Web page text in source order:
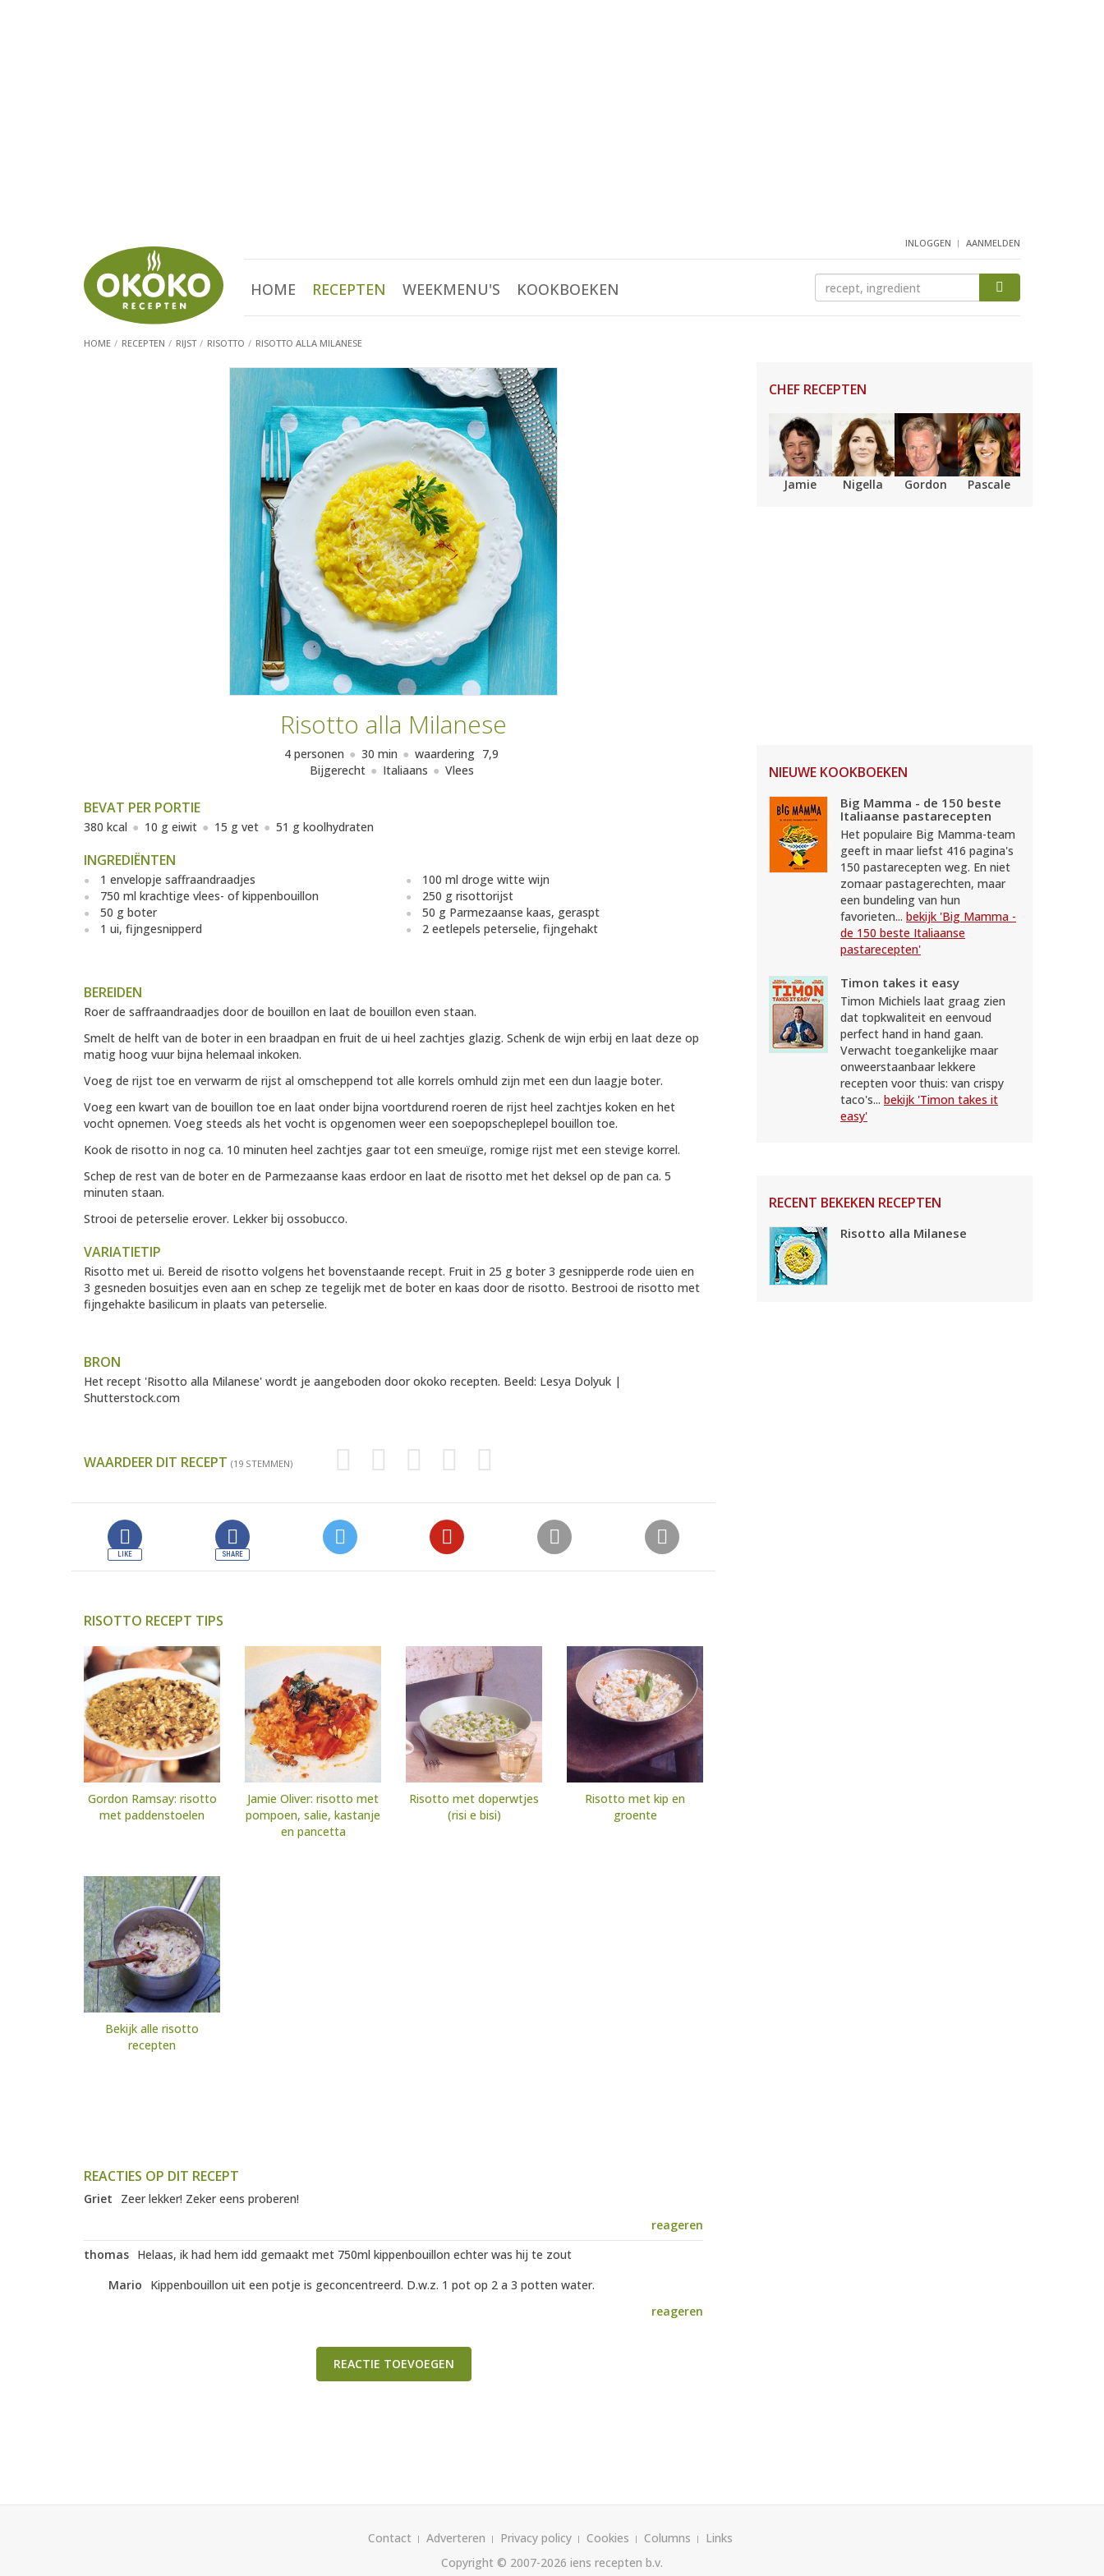
INLOGGEN AANMELDEN
HOME RECEPTEN WEEKMENU'S KOOKBOEKEN
HOME RECEPTEN RIJST RISOTTO RISOTTO ALLA MILANESE
Risotto alla Milanese
4 personen 30 min waardering 7,9
Bijgerecht
Italiaans Vlees
BEVAT PER PORTIE
380 kcal 10 g eiwit 15 g vet 51 g koolhydraten
INGREDIËNTEN
1 envelopje saffraandraadjes
750 ml krachtige vlees- of kippenbouillon
50 g boter
1 ui, fijngesnipperd
100 ml droge witte wijn
250 g risottorijst
50 g Parmezaanse kaas, geraspt
2 eetlepels peterselie, fijngehakt
BEREIDEN
Roer de saffraandraadjes door de bouillon en laat de bouillon even staan.
Smelt de helft van de boter in een braadpan en fruit de ui heel zachtjes glazig. Schenk de wijn erbij en laat deze op
matig hoog vuur bijna helemaal inkoken.
Voeg de rijst toe en verwarm de rijst al omscheppend tot alle korrels omhuld zijn met een dun laagje boter.
Voeg een kwart van de bouillon toe en laat onder bijna voortdurend roeren de rijst heel zachtjes koken en het
vocht opnemen. Voeg steeds als het vocht is opgenomen weer een soepopscheplepel bouillon toe.
Kook de risotto in nog ca. 10 minuten heel zachtjes gaar tot een smeuïge, romige rijst met een stevige korrel.
Schep de rest van de boter en de Parmezaanse kaas erdoor en laat de risotto met het deksel op de pan ca. 5
minuten staan.
Strooi de peterselie erover. Lekker bij ossobucco.
VARIATIETIP
Risotto met ui. Bereid de risotto volgens het bovenstaande recept. Fruit in 25 g boter 3 gesnipperde rode uien en
3 gesneden bosuitjes even aan en schep ze tegelijk met de boter en kaas door de risotto. Bestrooi de risotto met
fijngehakte basilicum in plaats van peterselie.
BRON
Het recept 'Risotto alla Milanese' wordt je aangeboden doorokoko recepten. Beeld: Lesya Dolyuk |
Shutterstock.com
WAARDEER DIT RECEPT (19 STEMMEN)
RISOTTO RECEPT TIPS
Gordon Ramsay: risotto
met paddenstoelen
Jamie Oliver: risotto met
pompoen, salie, kastanje
en pancetta
Risotto met doperwtjes
(risi e bisi)
Risotto met kip en
groente
Bekijk alle risotto
recepten
REACTIES OP DIT RECEPT
Griet
Zeer lekker! Zeker eens proberen!
reageren
thomas Helaas, ik had hem idd gemaakt met 750ml kippenbouillon echter was hij te zout
Mario
Kippenbouillon uit een potje is geconcentreerd. D.w.z. 1 pot op 2 a 3 potten water.
reageren
REACTIE TOEVOEGEN
CHEF RECEPTEN
Jamie Nigella Gordon Pascale
NIEUWE KOOKBOEKEN
Big Mamma - de 150 beste
Italiaanse pastarecepten
Het populaire Big Mamma-team
geeft in maar liefst 416 pagina's
150 pastarecepten weg. En niet
zomaar pastagerechten, maar
een bundeling van hun
favorieten... bekijk 'Big Mamma -
de 150 beste Italiaanse
pastarecepten'
Timon takes it easy
Timon Michiels laat graag zien
dat topkwaliteit en eenvoud
perfect hand in hand gaan.
Verwacht toegankelijke maar
onweerstaanbaar lekkere
recepten voor thuis: van crispy
taco's... bekijk 'Timon takes it
easy'
RECENT BEKEKEN RECEPTEN
Risotto alla Milanese
Contact Adverteren Privacy policy Cookies Columns
Links
Copyright © 2007-2026 iens recepten b.v.